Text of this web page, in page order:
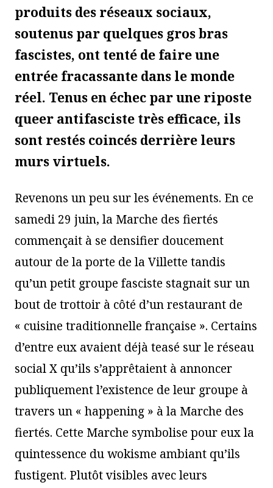
produits des réseaux sociaux,
soutenus par quelques gros bras
fascistes, ont tenté de faire une
entrée fracassante dans le monde
réel. Tenus en échec par une riposte
queer antifasciste très efficace, ils
sont restés coincés derrière leurs
murs virtuels.
Revenons un peu sur les événements. En ce
samedi 29 juin, la Marche des fiertés
commençait à se densifier doucement
autour de la porte de la Villette tandis
qu’un petit groupe fasciste stagnait sur un
bout de trottoir à côté d’un restaurant de
« cuisine traditionnelle française ». Certains
d’entre eux avaient déjà teasé sur le réseau
social X qu’ils s’apprêtaient à annoncer
publiquement l’existence de leur groupe à
travers un « happening » à la Marche des
fiertés. Cette Marche symbolise pour eux la
quintessence du wokisme ambiant qu’ils
fustigent. Plutôt visibles avec leurs